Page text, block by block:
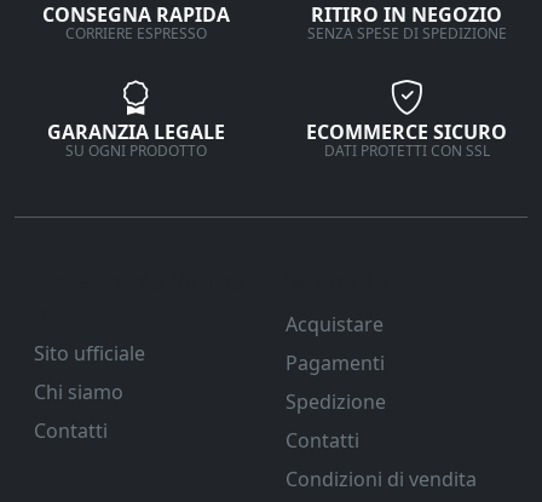
CONSEGNA RAPIDA
CORRIERE ESPRESSO
RITIRO IN NEGOZIO
SENZA SPESE DI SPEDIZIONE
GARANZIA LEGALE
SU OGNI PRODOTTO
ECOMMERCE SICURO
DATI PROTETTI CON SSL
Sito ufficiale
Chi siamo
Contatti
Acquistare
Pagamenti
Spedizione
Contatti
Condizioni di vendita